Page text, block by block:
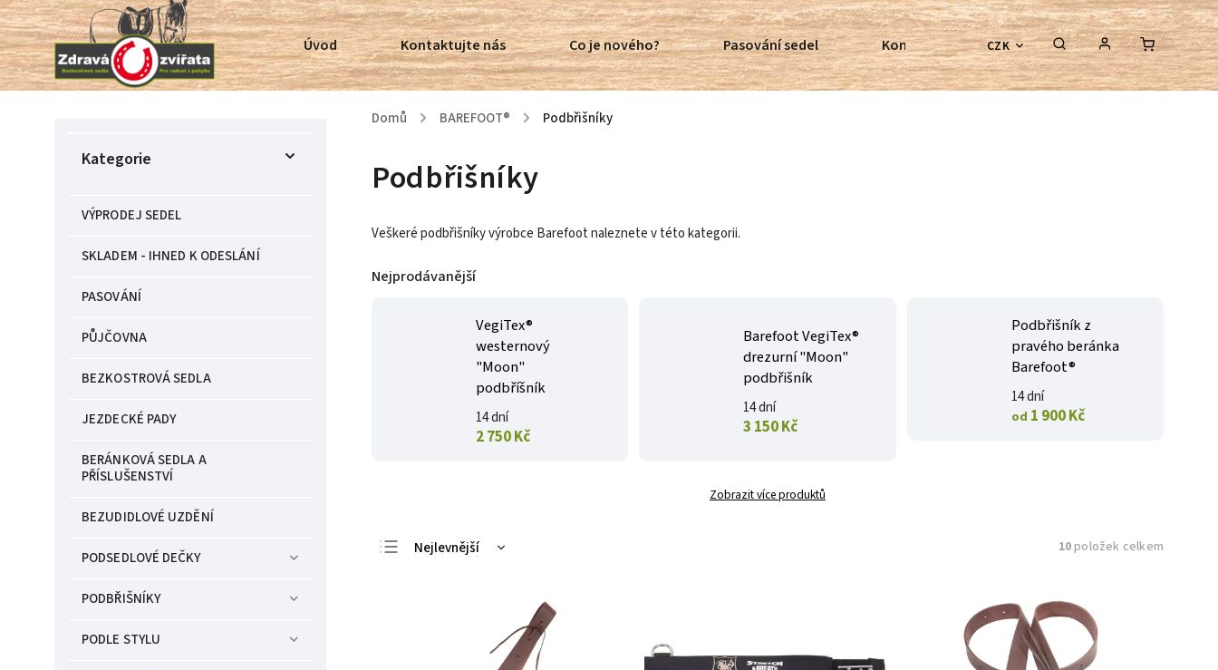
CZK
Úvod Kontaktujte nás Co je nového? Pasování sedel Kontroly bezkostrových sedel Poradenství
Domů / BAREFOOT® / Podbřišníky
Kategorie
VÝPRODEJ SEDEL
SKLADEM - IHNED K ODESLÁNÍ
PASOVÁNÍ
PŮJČOVNA
BEZKOSTROVÁ SEDLA
JEZDECKÉ PADY
BERÁNKOVÁ SEDLA A
PŘÍSLUŠENSTVÍ
BEZUDIDLOVÉ UZDĚNÍ
PODSEDLOVÉ DEČKY
PODBŘIŠNÍKY
PODLE STYLU
Podbřišníky
Veškeré podbřišníky výrobce Barefoot naleznete v této kategorii.
Nejprodávanější
VegiTex®
westernový
"Moon"
podbříšník
14 dní
2 750 Kč
Barefoot VegiTex®
drezurní "Moon"
podbřišník
14 dní
3 150 Kč
Podbřišník z
pravého beránka
Barefoot®
14 dní
od 1 900 Kč
Zobrazit více produktů
Nejlevnější
10položek celkem